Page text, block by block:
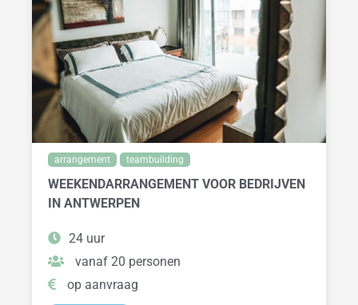
arrangement teambuilding
WEEKENDARRANGEMENT VOOR BEDRIJVEN
IN ANTWERPEN
24 uur
vanaf 20 personen
op aanvraag